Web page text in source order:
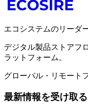
エコシステムのリーダ
デジタル製品ストアフ
ラットフォーム。
グローバル・リモート
最新情報を受け取る